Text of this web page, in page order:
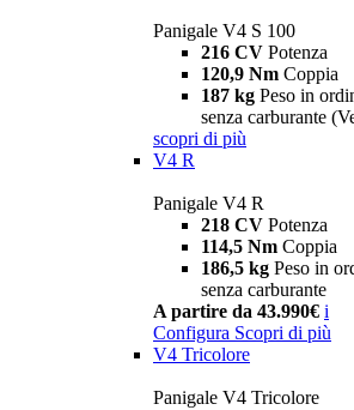
Panigale V4 S 100
216 CV Potenza
120,9 Nm Coppia
187 kg Peso in
senza carburante
scopri di più
V4 R
Panigale V4 R
218 CV Potenza
114,5 Nm Coppia
186,5 kg Peso in
senza carburante
A partire da 43.990€ i
Configura Scopri di più
V4 Tricolore
Panigale V4 Tricolore